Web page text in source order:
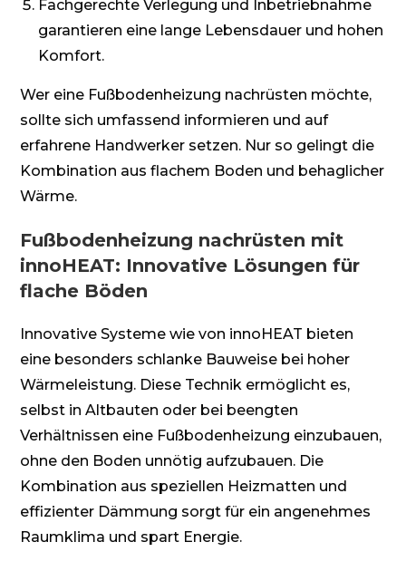
Fachgerechte Verlegung und Inbetriebnahme
garantieren eine lange Lebensdauer und hohen
Komfort.
Wer eine Fußbodenheizung nachrüsten möchte,
sollte sich umfassend informieren und auf
erfahrene Handwerker setzen. Nur so gelingt die
Kombination aus flachem Boden und behaglicher
Wärme.
Fußbodenheizung nachrüsten mit
innoHEAT: Innovative Lösungen für
flache Böden
Innovative Systeme wie von innoHEAT bieten
eine besonders schlanke Bauweise bei hoher
Wärmeleistung. Diese Technik ermöglicht es,
selbst in Altbauten oder bei beengten
Verhältnissen eine Fußbodenheizung einzubauen,
ohne den Boden unnötig aufzubauen. Die
Kombination aus speziellen Heizmatten und
effizienter Dämmung sorgt für ein angenehmes
Raumklima und spart Energie.